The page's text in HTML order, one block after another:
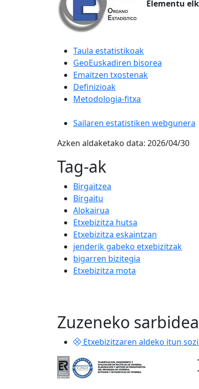
Elementu
Taula estatistikoak
GeoEuskadiren bisorea
Emaitzen txostenak
Definizioak
Metodologia-fitxa
Sailaren estatistiken webgunera
Azken aldaketako data: 2026/04/30
Tag-ak
Birgaitzea
Birgaitu
Alokairua
Etxebizitza hutsa
Etxebizitza eskaintzan
jenderik gabeko etxebizitzak
bigarren bizitegia
Etxebizitza mota
Zuzeneko
Etxebizitzaren aldeko itun